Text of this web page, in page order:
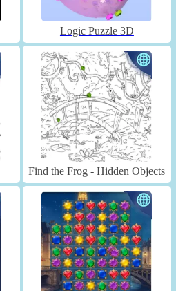
Logic Puzzle 3D
Find the Frog - Hidden Objects